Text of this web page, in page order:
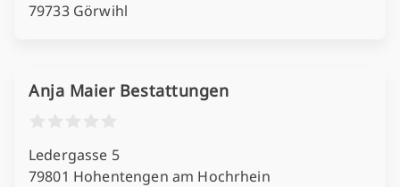
79733 Görwihl
Anja Maier Bestattungen
Ledergasse 5
79801 Hohentengen am Hochrhein